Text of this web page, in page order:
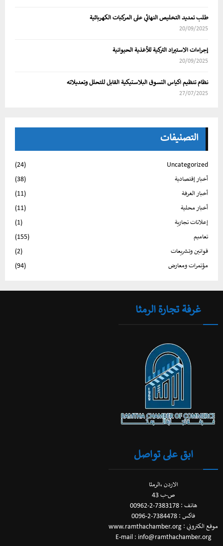
طلب تمديد التخليص النهائي على المركبات الكهربائية
20/09/2025
إجراءات الاستيراد التركية للأغذية الحيوانية
20/09/2025
نظام تنظيم اكياس التسوق البلاستيكية القابل للتحلل وتعديلاته
27/07/2025
التصنيفات
Uncategorized
(24)
أخبار إقتصادية
(38)
أخبار الغرفة
(11)
أخبار محلية
(11)
إعلانات تجارية
(1)
تعاميم
(155)
قوانين وتشريعات
(2)
مؤتمرات ومعارض
(94)
غرفة تجارة الرمثا
ابق على تواصل
الاردن ،الرمثا
ص-ب 43
هاتف : 7383178-2-00962
فاكس : 7384478-2-0096
موقع الكتروني : www.ramthachamber.org
E-mail : info@ramthachamber.org